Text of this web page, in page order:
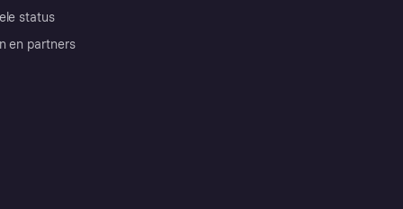
status
en partners